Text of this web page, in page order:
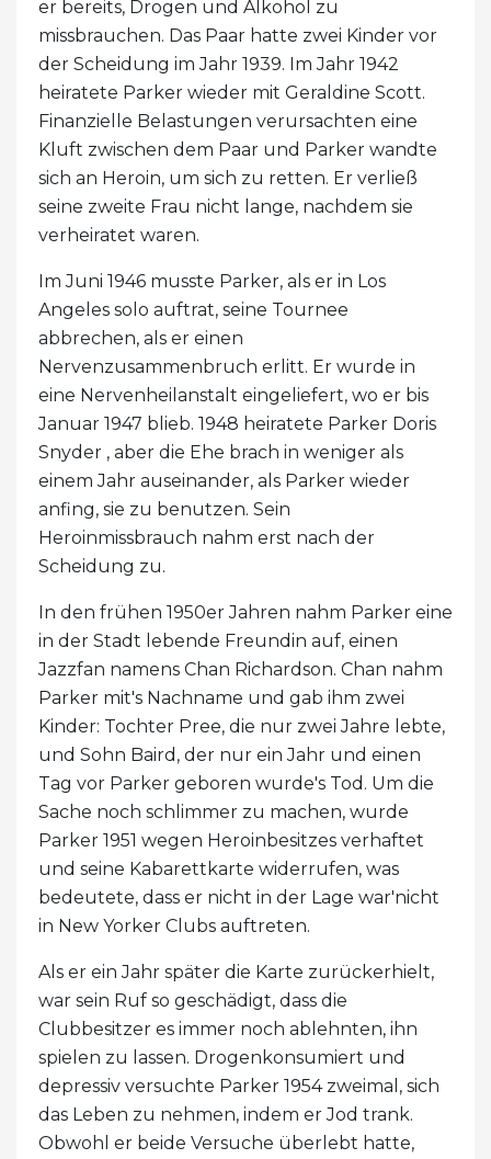
er bereits, Drogen und Alkohol zu
missbrauchen. Das Paar hatte zwei Kinder vor
der Scheidung im Jahr 1939. Im Jahr 1942
heiratete Parker wieder mit Geraldine Scott.
Finanzielle Belastungen verursachten eine
Kluft zwischen dem Paar und Parker wandte
sich an Heroin, um sich zu retten. Er verließ
seine zweite Frau nicht lange, nachdem sie
verheiratet waren.
Im Juni 1946 musste Parker, als er in Los
Angeles solo auftrat, seine Tournee
abbrechen, als er einen
Nervenzusammenbruch erlitt. Er wurde in
eine Nervenheilanstalt eingeliefert, wo er bis
Januar 1947 blieb. 1948 heiratete Parker Doris
Snyder , aber die Ehe brach in weniger als
einem Jahr auseinander, als Parker wieder
anfing, sie zu benutzen. Sein
Heroinmissbrauch nahm erst nach der
Scheidung zu.
In den frühen 1950er Jahren nahm Parker eine
in der Stadt lebende Freundin auf, einen
Jazzfan namens Chan Richardson. Chan nahm
Parker mit's Nachname und gab ihm zwei
Kinder: Tochter Pree, die nur zwei Jahre lebte,
und Sohn Baird, der nur ein Jahr und einen
Tag vor Parker geboren wurde's Tod. Um die
Sache noch schlimmer zu machen, wurde
Parker 1951 wegen Heroinbesitzes verhaftet
und seine Kabarettkarte widerrufen, was
bedeutete, dass er nicht in der Lage war'nicht
in New Yorker Clubs auftreten.
Als er ein Jahr später die Karte zurückerhielt,
war sein Ruf so geschädigt, dass die
Clubbesitzer es immer noch ablehnten, ihn
spielen zu lassen. Drogenkonsumiert und
depressiv versuchte Parker 1954 zweimal, sich
das Leben zu nehmen, indem er Jod trank.
Obwohl er beide Versuche überlebt hatte,